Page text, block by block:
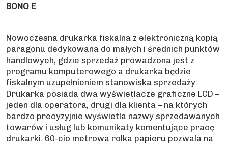
BONO E
Nowoczesna drukarka fiskalna z elektroniczną kopią
paragonu dedykowana do małych i średnich punktów
handlowych, gdzie sprzedaż prowadzona jest z
programu komputerowego a drukarka będzie
fiskalnym uzupełnieniem stanowiska sprzedaży.
Drukarka posiada dwa wyświetlacze graficzne LCD –
jeden dla operatora, drugi dla klienta – na których
bardzo precyzyjnie wyświetla nazwy sprzedawanych
towarów i usług lub komunikaty komentujące pracę
drukarki. 60-cio metrowa rolka papieru pozwala na